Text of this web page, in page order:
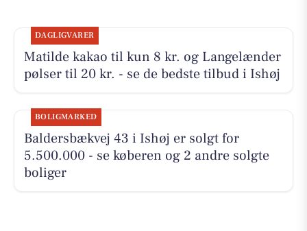
DAGLIGVARER
Matilde kakao til kun 8 kr. og Langelænder
pølser til 20 kr. - se de bedste tilbud i Ishøj
BOLIGMARKED
Baldersbækvej 43 i Ishøj er solgt for
5.500.000 - se køberen og 2 andre solgte
boliger